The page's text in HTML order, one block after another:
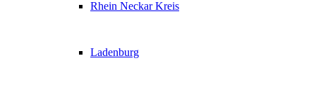
Rhein Neckar Kreis
Ladenburg